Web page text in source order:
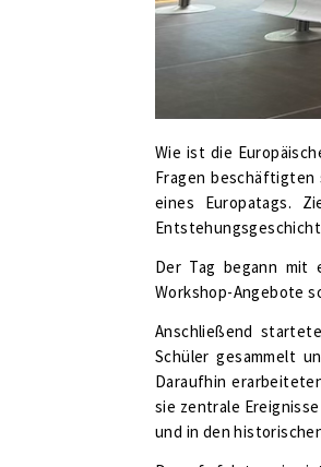
Wie ist die
Fragen beschäftigten
eines Europatags.
Der Tag begann mit
Workshop-Angebote
Anschließend
Schüler gesammelt
Daraufhin
sie zentrale
und in den